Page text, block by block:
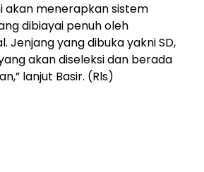
akan menerapkan sistem
dibiayai penuh oleh
Jenjang yang dibuka yakni SD,
akan diseleksi dan berada
lanjut Basir. (Rls)